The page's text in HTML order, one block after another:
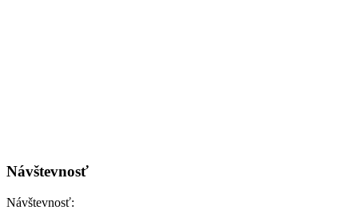
Návštevnosť
Návštevnosť: